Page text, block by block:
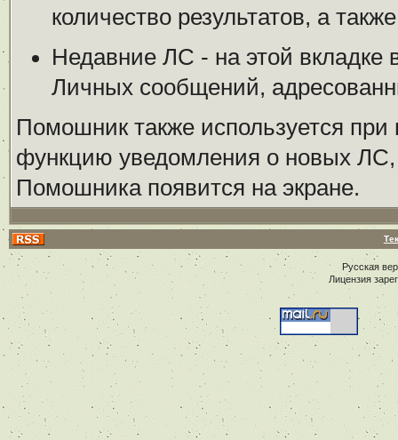
количество результатов, а
Недавние ЛС - на этой вкладке
Личных сообщений,
Помошник также используется
функцию уведомления о новых ЛС,
Помошника появится на экране.
Русская
Лицензия